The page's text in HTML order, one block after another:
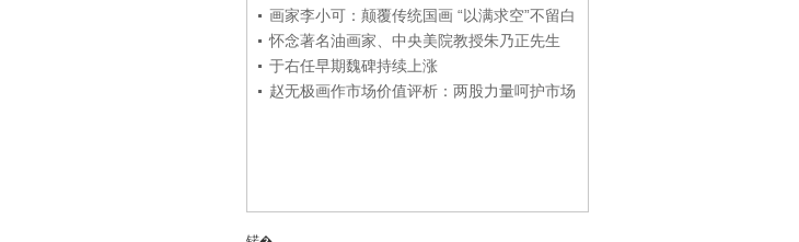
画家李小可：颠覆传统国画 “以满求空”不留白
怀念著名油画家、中央美院教授朱乃正先生
于右任早期魏碑持续上涨
赵无极画作市场价值评析：两股力量呵护市场